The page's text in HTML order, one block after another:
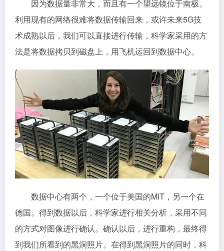
因为数据量非常大，而且有一个望远镜位于南极。
利用现有的网络很难将数据传输回来，或许未来5G技
术成熟以后，我们可以直接进行传输，科学家采用的方
法是将数据拷贝到磁盘上，用飞机运回到数据中心。
数据中心有两个，一个位于美国的MIT，另一个在
德国。得到数据以后，科学家进行相关分析，采用不同
的方式对图像进行确认。确认以后，进行重构，最终得
到我们所看到的黑洞照片。在得到黑洞照片的同时，科